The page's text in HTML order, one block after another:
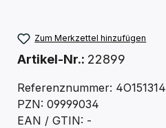
Zum Merkzettel hinzufügen
Artikel-Nr.: 22899
Referenznummer: 4O151314
PZN: 09999034
EAN / GTIN: -